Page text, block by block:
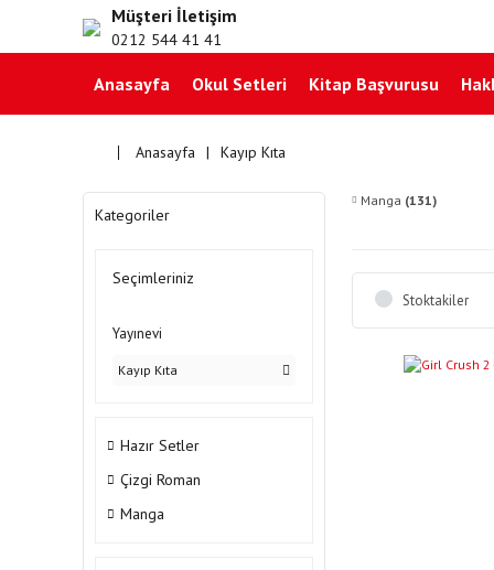
Müşteri İletişim
0212 544 41 41
Anasayfa Okul Setleri Kitap Başvurusu
Anasayfa Kayıp Kıta
Kategoriler
Seçimleriniz
Yayınevi
Kayıp Kıta
Hazır Setler
Çizgi Roman
Manga
Manga (131)
Stoktakiler